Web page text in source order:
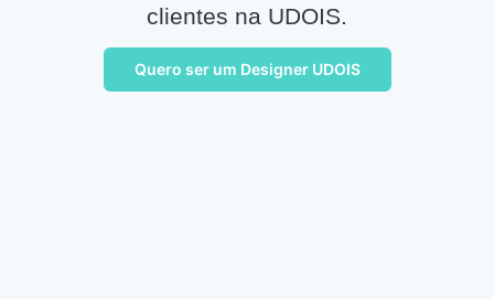
clientes na UDOIS.
Quero ser um Designer UDOIS